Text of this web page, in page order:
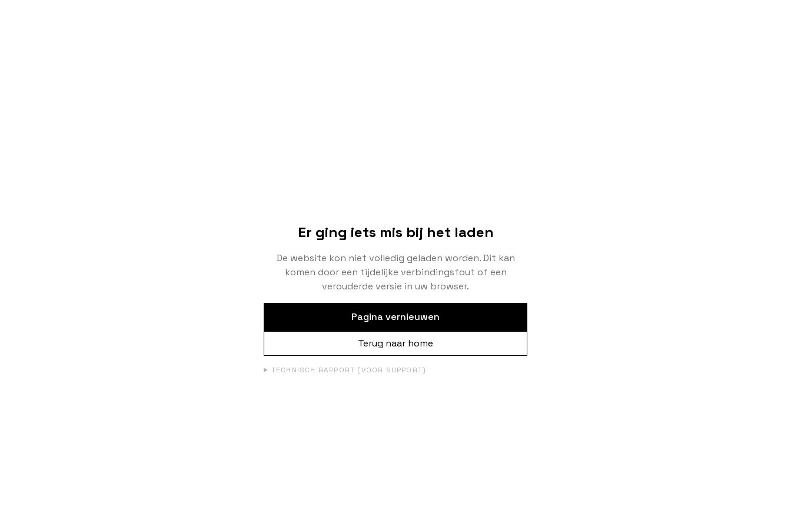
Er ging iets mis bij het laden
De website kon niet volledig geladen worden. Dit kan
komen door een tijdelijke verbindingsfout of een
verouderde versie in uw browser.
Pagina vernieuwen
Terug naar home
TECHNISCH RAPPORT (VOOR SUPPORT)